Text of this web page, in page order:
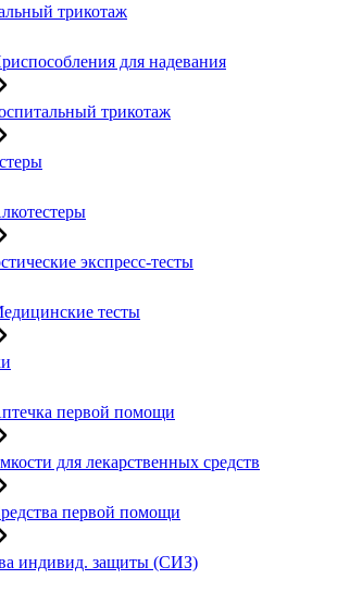
трикотаж
для надевания
трикотаж
экспресс-тесты
тесты
первой помощи
для лекарственных средств
первой помощи
индивид. защиты (СИЗ)